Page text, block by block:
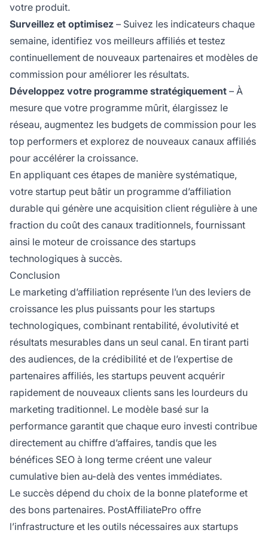
votre produit.
Surveillez et optimisez – Suivez les indicateurs chaque
semaine, identifiez vos meilleurs affiliés et testez
continuellement de nouveaux partenaires et modèles de
commission pour améliorer les résultats.
Développez votre programme stratégiquement – À
mesure que votre programme mûrit, élargissez le
réseau, augmentez les budgets de commission pour les
top performers et explorez de nouveaux canaux affiliés
pour accélérer la croissance.
En appliquant ces étapes de manière systématique,
votre startup peut bâtir un programme d’affiliation
durable qui génère une acquisition client régulière à une
fraction du coût des canaux traditionnels, fournissant
ainsi le moteur de croissance des startups
technologiques à succès.
Conclusion
Le marketing d’affiliation représente l’un des leviers de
croissance les plus puissants pour les startups
technologiques, combinant rentabilité, évolutivité et
résultats mesurables dans un seul canal. En tirant parti
des audiences, de la crédibilité et de l’expertise de
partenaires affiliés, les startups peuvent acquérir
rapidement de nouveaux clients sans les lourdeurs du
marketing traditionnel. Le modèle basé sur la
performance garantit que chaque euro investi contribue
directement au chiffre d’affaires, tandis que les
bénéfices SEO à long terme créent une valeur
cumulative bien au-delà des ventes immédiates.
Le succès dépend du choix de la bonne plateforme et
des bons partenaires. PostAffiliatePro offre
l’infrastructure et les outils nécessaires aux startups